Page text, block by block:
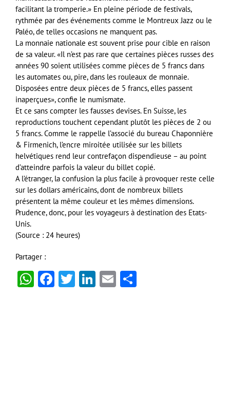
facilitant la tromperie.» En pleine période de festivals,
rythmée par des événements comme le Montreux Jazz ou le
Paléo, de telles occasions ne manquent pas.
La monnaie nationale est souvent prise pour cible en raison
de sa valeur. «Il n’est pas rare que certaines pièces russes des
années 90 soient utilisées comme pièces de 5 francs dans
les automates ou, pire, dans les rouleaux de monnaie.
Disposées entre deux pièces de 5 francs, elles passent
inaperçues», confie le numismate.
Et ce sans compter les fausses devises. En Suisse, les
reproductions touchent cependant plutôt les pièces de 2 ou
5 francs. Comme le rappelle l’associé du bureau Chaponnière
& Firmenich, l’encre miroitée utilisée sur les billets
helvétiques rend leur contrefaçon dispendieuse – au point
d’atteindre parfois la valeur du billet copié.
A l’étranger, la confusion la plus facile à provoquer reste celle
sur les dollars américains, dont de nombreux billets
présentent la même couleur et les mêmes dimensions.
Prudence, donc, pour les voyageurs à destination des Etats-
Unis.
(Source : 24 heures)
Partager :
WhatsApp
Facebook
Twitter
LinkedIn
Email